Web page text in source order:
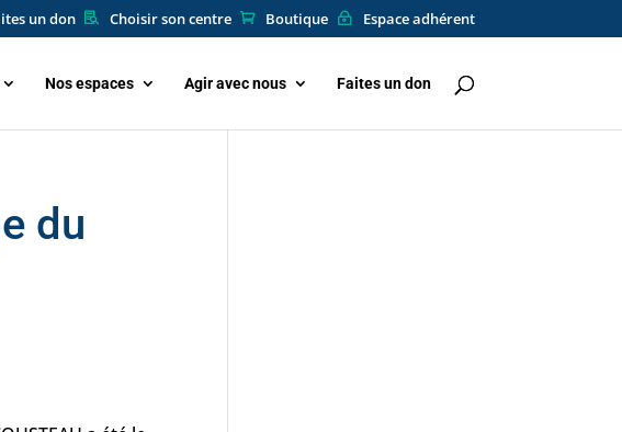
un don Choisir son centre Boutique Espace adhérent
Nos espaces Agir avec nous Faites un don
du